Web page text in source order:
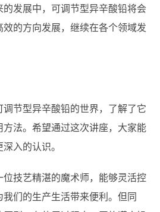
发展中，可调节型异辛酸铅将会
的方向发展，继续在各个领域发
节型异辛酸铅的世界，了解了它
法。希望通过这次讲座，大家能
入的认识。
技艺精湛的魔术师，能够灵活控
们的生产生活带来便利。但同